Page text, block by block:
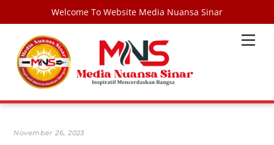
Welcome To Website Media Nuansa Sinar
content
November 26, 2023